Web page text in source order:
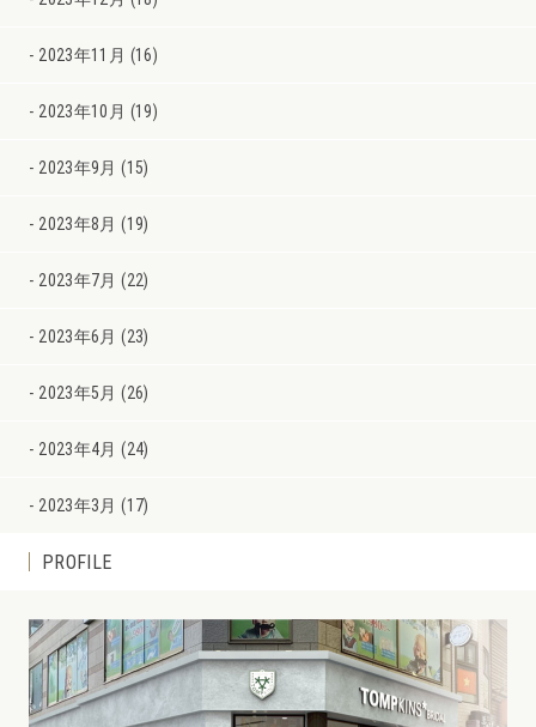
2023年11月 (16)
2023年10月 (19)
2023年9月 (15)
2023年8月 (19)
2023年7月 (22)
2023年6月 (23)
2023年5月 (26)
2023年4月 (24)
2023年3月 (17)
PROFILE